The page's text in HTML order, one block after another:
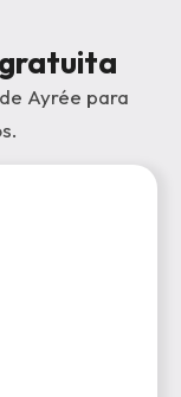
Ayrée para